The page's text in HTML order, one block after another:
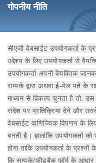
गोपनीय नीति
सीएजी वेबसाईट उपयोगकर्ता के
उद्देश्य के लिए उपयोगकर्ता से
उपयोगकर्ता अपनी वैयक्तिक
सम्पर्क द्वारा अथवा ई-मेल पते के
माध्यम से विकल्प चुनता है तो,
संदेश पर प्रतिक्रिया देने और उसके
वेबसाईट वाणिज्यिक विपणन के
बनती है। हालांकि उपयोगकर्ता
होगा ताकि उपयोगकर्ता के
कि सम्पर्क/फीडबैक फॉर्म के